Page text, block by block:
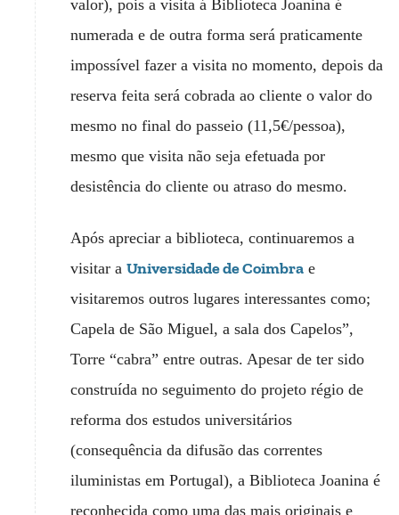
valor), pois a visita á Biblioteca Joanina é
numerada e de outra forma será praticamente
impossível fazer a visita no momento, depois da
reserva feita será cobrada ao cliente o valor do
mesmo no final do passeio (11,5€/pessoa),
mesmo que visita não seja efetuada por
desistência do cliente ou atraso do mesmo.
Após apreciar a biblioteca, continuaremos a
visitar a Universidade de Coimbra e
visitaremos outros lugares interessantes como;
Capela de São Miguel, a sala dos Capelos”,
Torre “cabra” entre outras. Apesar de ter sido
construída no seguimento do projeto régio de
reforma dos estudos universitários
(consequência da difusão das correntes
iluministas em Portugal), a Biblioteca Joanina é
reconhecida como uma das mais originais e